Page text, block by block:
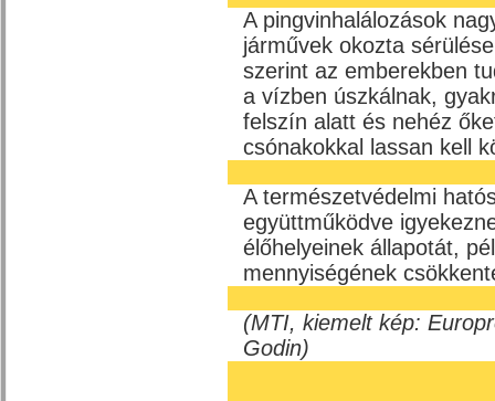
A pingvinhalálozások
járművek okozta
szerint az emberekben
a vízben úszkálnak,
felszín alatt és nehéz
csónakokkal lassan kell
A természetvédelmi
együttműködve
élőhelyeinek állapotát,
mennyiségének
(MTI, kiemelt kép:
Godin)